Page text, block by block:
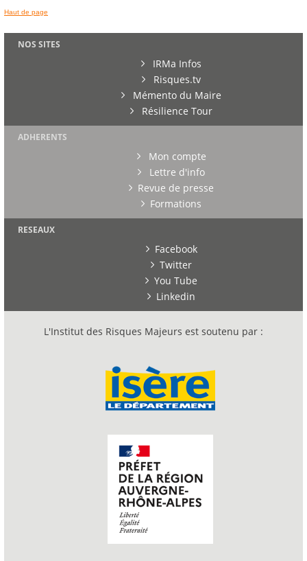
Haut de page
NOS SITES
IRMa Infos
Risques.tv
Mémento du Maire
Résilience Tour
ADHERENTS
Mon compte
Lettre d'info
Revue de presse
Formations
RESEAUX
Facebook
Twitter
You Tube
Linkedin
L'Institut des Risques Majeurs est soutenu par :